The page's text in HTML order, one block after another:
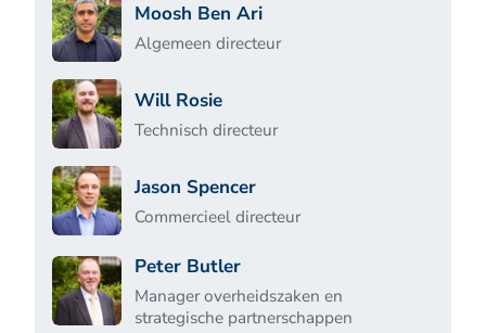
Moosh Ben Ari
Algemeen directeur
Will Rosie
Technisch directeur
Jason Spencer
Commercieel directeur
Peter Butler
Manager overheidszaken en
strategische partnerschappen